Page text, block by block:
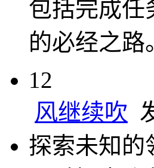
包括完成任
的必经之路
12
风继续吹
探索未知的